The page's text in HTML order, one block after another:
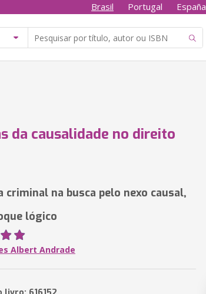
Brasil Portugal España
da causalidade no direito
criminal na busca pelo nexo causal,
lógico
Albert Andrade